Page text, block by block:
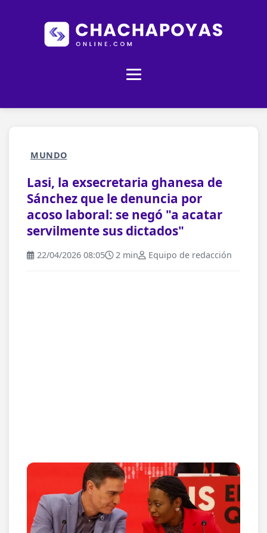
MUNDO
Lasi, la exsecretaria ghanesa de
Sánchez que le denuncia por
acoso laboral: se negó "a acatar
servilmente sus dictados"
22/04/2026 08:05 2 min Equipo de redacción